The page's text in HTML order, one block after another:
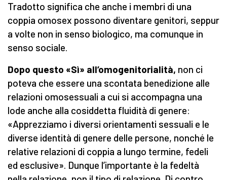
Tradotto significa che anche i membri di una
coppia omosex possono diventare genitori, seppur
a volte non in senso biologico, ma comunque in
senso sociale.
Dopo questo «Sì» all’omogenitorialità, non ci
poteva che essere una scontata benedizione alle
relazioni omosessuali a cui si accompagna una
lode anche alla cosiddetta fluidità di genere:
«Apprezziamo i diversi orientamenti sessuali e le
diverse identità di genere delle persone, nonché le
relative relazioni di coppia a lungo termine, fedeli
ed esclusive». Dunque l’importante è la fedeltà